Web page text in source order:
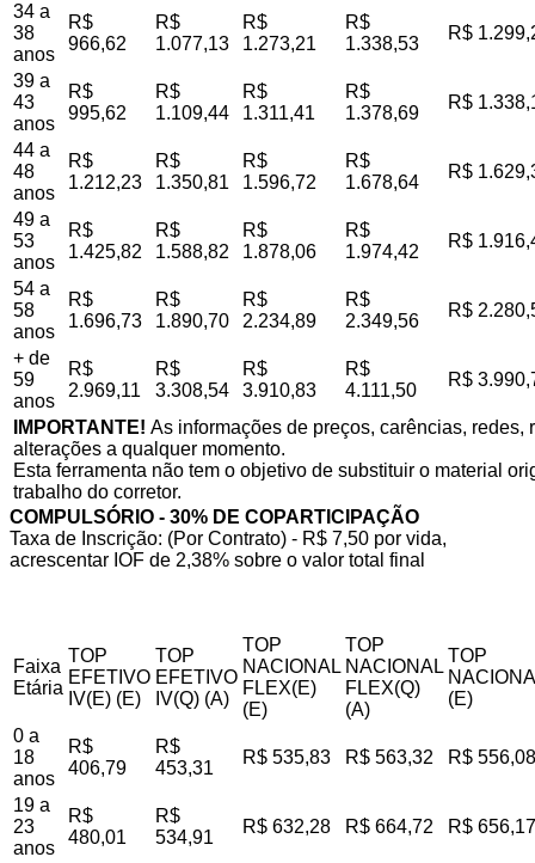
34 a
38
anos
R$
966,62
R$
1.077,13
R$
1.273,21
R$
1.338,53
R$
39 a
43
anos
R$
995,62
R$
1.109,44
R$
1.311,41
R$
1.378,69
R$
44 a
48
anos
R$
1.212,23
R$
1.350,81
R$
1.596,72
R$
1.678,64
R$
49 a
53
anos
R$
1.425,82
R$
1.588,82
R$
1.878,06
R$
1.974,42
R$
54 a
58
anos
R$
1.696,73
R$
1.890,70
R$
2.234,89
R$
2.349,56
R$
+ de
59
anos
R$
2.969,11
R$
3.308,54
R$
3.910,83
R$
4.111,50
R$
IMPORTANTE! As informações de preços, carências,
alterações a qualquer momento.
Esta ferramenta não tem o objetivo de substituir o material
trabalho do corretor.
COMPULSÓRIO - 30% DE COPARTICIPAÇÃO
Taxa de Inscrição: (Por Contrato) - R$ 7,50 por vida,
acrescentar IOF de 2,38% sobre o valor total final
Faixa
Etária
TOP
EFETIVO
IV(E) (E)
TOP
EFETIVO
IV(Q) (A)
TOP
NACIONAL
FLEX(E)
(E)
TOP
NACIONAL
FLEX(Q)
(A)
TOP
(E)
0 a
18
anos
R$
406,79
R$
453,31
R$ 535,83 R$ 563,32 R$ 556,08
19 a
23
anos
R$
480,01
R$
534,91
R$ 632,28 R$ 664,72 R$ 656,17